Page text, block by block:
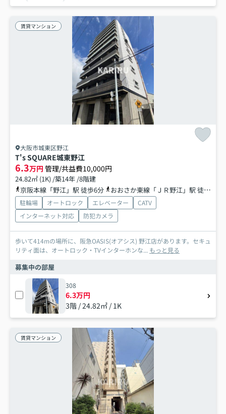
賃貸マンション
大阪市城東区野江
T's SQUARE城東野江
6.3万円 管理/共益費10,000円
24.82㎡ (1K) /築14年 /8階建
京阪本線「野江」駅 徒歩6分
おおさか東線「ＪＲ野江」駅 徒歩6分
駐輪場 オートロック エレベーター
CATV
インターネット対応
防犯カメラ
歩いて414mの場所に、阪急OASIS(オアシス) 野江店があります。セキュ
リティ面は、オートロック・TVインターホンな... もっと見る
募集中の部屋
308
6.3万円
3階 / 24.82㎡ / 1K
賃貸マンション